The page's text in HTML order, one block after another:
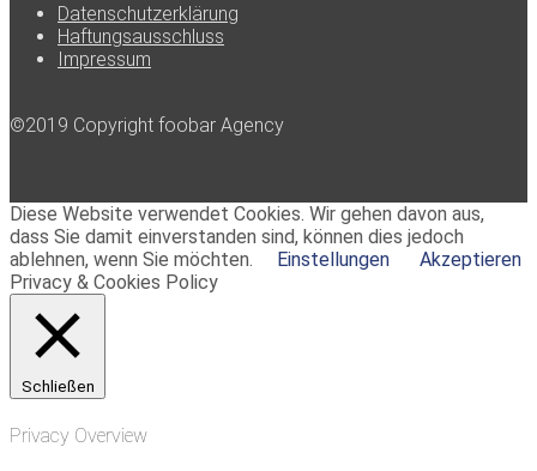
Datenschutzerklärung
Haftungsausschluss
Impressum
©2019 Copyright foobar Agency
Diese Website verwendet Cookies. Wir gehen davon aus,
dass Sie damit einverstanden sind, können dies jedoch
ablehnen, wenn Sie möchten.
Einstellungen
Akzeptieren
Privacy & Cookies Policy
Schließen
Privacy Overview